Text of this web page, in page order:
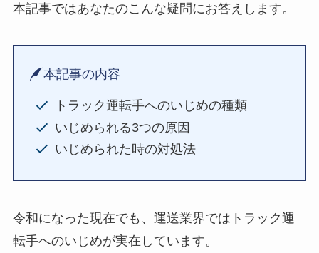
本記事ではあなたのこんな疑問にお答えします。
本記事の内容
トラック運転手へのいじめの種類
いじめられる3つの原因
いじめられた時の対処法
令和になった現在でも、運送業界ではトラック運
転手へのいじめが実在しています。